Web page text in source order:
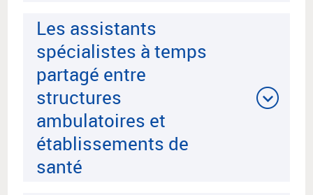
Les assistants
spécialistes à temps
partagé entre
structures
ambulatoires et
établissements de
santé